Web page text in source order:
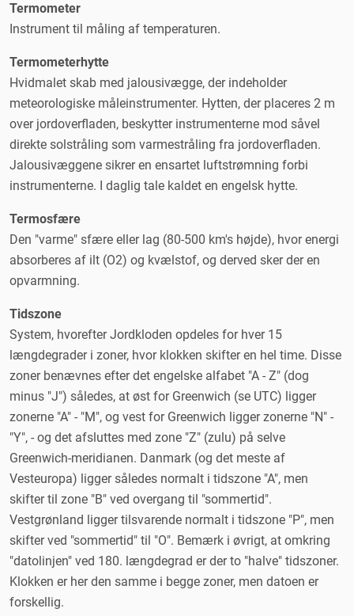
Termometer
Instrument til måling af temperaturen.
Termometerhytte
Hvidmalet skab med jalousivægge, der indeholder
meteorologiske måleinstrumenter. Hytten, der placeres 2 m
over jordoverfladen, beskytter instrumenterne mod såvel
direkte solstråling som varmestråling fra jordoverfladen.
Jalousivæggene sikrer en ensartet luftstrømning forbi
instrumenterne. I daglig tale kaldet en engelsk hytte.
Termosfære
Den "varme" sfære eller lag (80-500 km's højde), hvor energi
absorberes af ilt (O2) og kvælstof, og derved sker der en
opvarmning.
Tidszone
System, hvorefter Jordkloden opdeles for hver 15
længdegrader i zoner, hvor klokken skifter en hel time. Disse
zoner benævnes efter det engelske alfabet "A - Z" (dog
minus "J") således, at øst for Greenwich (se UTC) ligger
zonerne "A" - "M", og vest for Greenwich ligger zonerne "N" -
"Y", - og det afsluttes med zone "Z" (zulu) på selve
Greenwich-meridianen. Danmark (og det meste af
Vesteuropa) ligger således normalt i tidszone "A", men
skifter til zone "B" ved overgang til "sommertid".
Vestgrønland ligger tilsvarende normalt i tidszone "P", men
skifter ved "sommertid" til "O". Bemærk i øvrigt, at omkring
"datolinjen" ved 180. længdegrad er der to "halve" tidszoner.
Klokken er her den samme i begge zoner, men datoen er
forskellig.